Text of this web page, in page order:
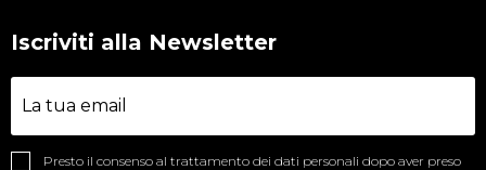
Iscriviti alla Newsletter
Presto il consenso al trattamento dei dati personali dopo aver preso